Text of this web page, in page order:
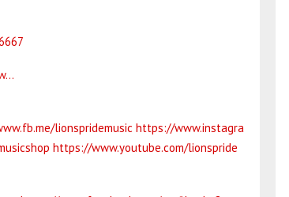
lionspridemusic https://www.instagra
https://www.youtube.com/lionspride